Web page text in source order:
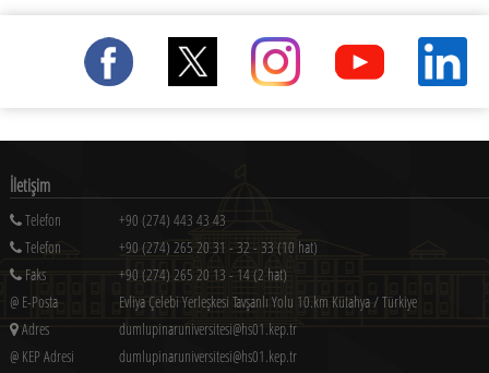
İletişim
Telefon
+90 (274) 443 43 43
Telefon
+90 (274) 265 20 31 - 32 - 33 (10 hat)
Faks
+90 (274) 265 20 13 - 14 (2 hat)
@ E-Posta
Evliya Çelebi Yerleşkesi Tavşanlı Yolu 10.km Kütahya / Türkiye
Adres
dumlupinaruniversitesi@hs01.kep.tr
@ KEP Adresi
dumlupinaruniversitesi@hs01.kep.tr